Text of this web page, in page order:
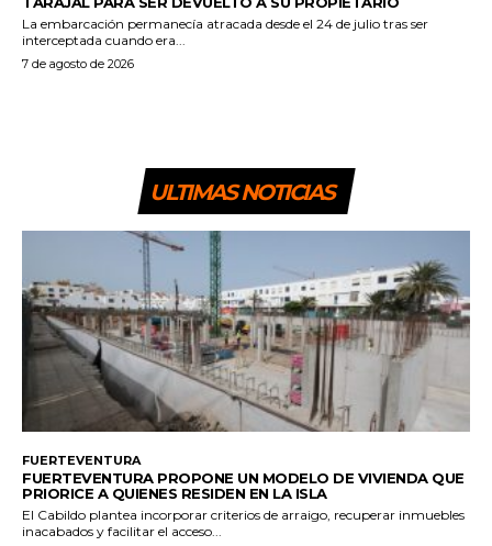
La embarcación permanecía atracada desde el 24 de julio tras ser
interceptada cuando era...
7 de agosto de 2026
ULTIMAS NOTICIAS
FUERTEVENTURA
FUERTEVENTURA PROPONE UN MODELO DE VIVIENDA QUE
PRIORICE A QUIENES RESIDEN EN LA ISLA
El Cabildo plantea incorporar criterios de arraigo, recuperar inmuebles
inacabados y facilitar el acceso...